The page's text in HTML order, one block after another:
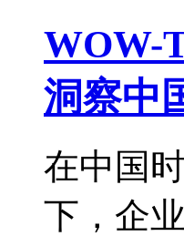
WOW-
洞察中
在中国
下，企